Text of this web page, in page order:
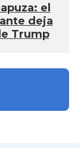
el
deja
Trump